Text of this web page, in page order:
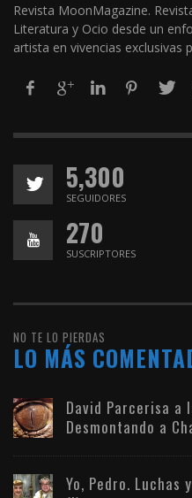
Revista MoonMagazine.
Literatura y Ocio desde un
artista en vivencias exclusivas
5,300
SEGUIDORES
270
SUSCRIPTORES
NO TE LO PIERDAS
LO MÁS
David Parcerisa a
Desmontando a
Yo, Pedro. Luchas